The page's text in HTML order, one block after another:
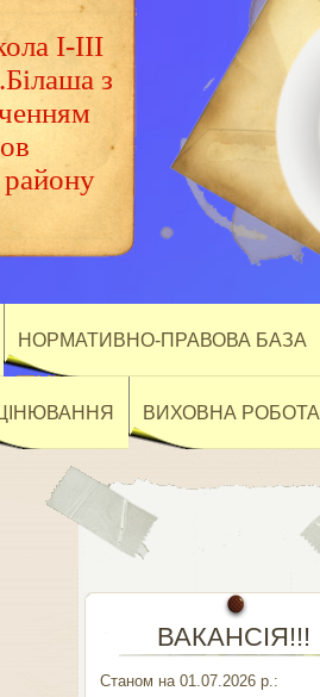
І-ІІІ
з
НОРМАТИВНО-ПРАВОВА БАЗА
ВИХОВНА РОБОТА
ВАКАНСІЯ!!!
Станом на 01.07.2026 р.: